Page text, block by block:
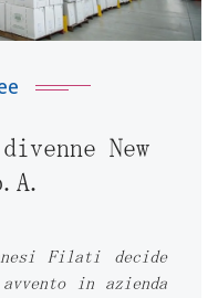
New
Filati decide
in azienda